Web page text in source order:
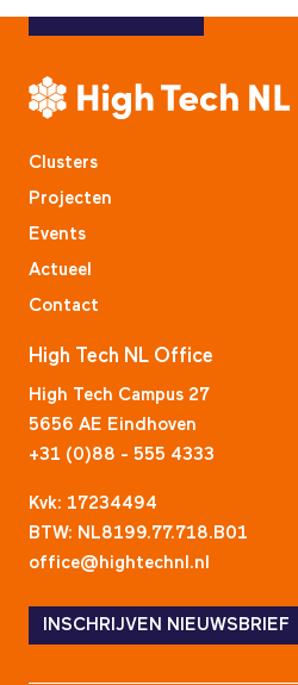
Clusters
Projecten
Events
Actueel
Contact
High Tech NL Office
High Tech Campus 27
5656 AE Eindhoven
+31 (0)88 - 555 4333
Kvk: 17234494
BTW: NL8199.77.718.B01
office@hightechnl.nl
INSCHRIJVEN NIEUWSBRIEF